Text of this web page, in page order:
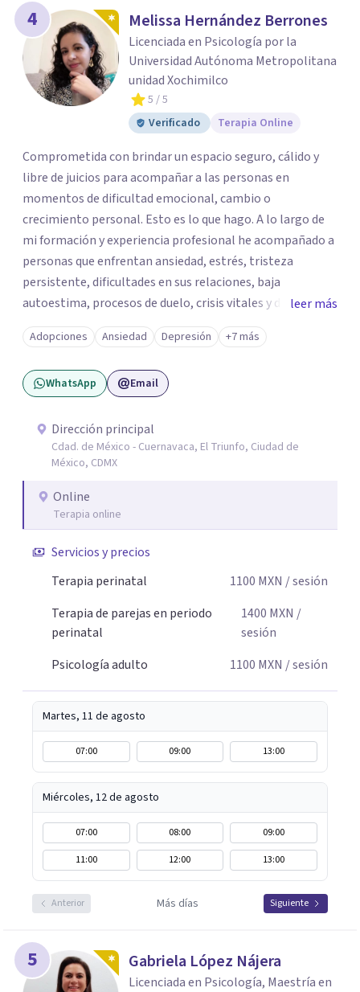
4 Melissa Hernández Berrones
Licenciada en Psicología por la
Universidad Autónoma Metropolitana
unidad Xochimilco
5 / 5
Verificado
Terapia Online
Comprometida con brindar un espacio seguro, cálido y
libre de juicios para acompañar a las personas en
momentos de dificultad emocional, cambio o
crecimiento personal. Esto es lo que hago. A lo largo de
mi formación y experiencia profesional he acompañado a
personas que enfrentan ansiedad, estrés, tristeza
persistente, dificultades en sus relaciones, baja
autoestima, procesos de duelo, crisis vitales y desafíos
relacionados con la adaptación a nuevas etapas de la vida.
Mi enfoque se basa en la escucha empática, el respeto por
la historia de cada persona y el trabajo conjunto para
desarrollar herramientas que favorezcan el bienestar
que buscar ayuda psicológica es un acto de valentía y
autocuidado. Mi objetivo es acompañarte para que puedas
comprender mejor lo que estás viviendo, fortalecer tus
recursos personales y construir una vida más plena y
congruente con tus necesidades y valores.
leer más
Adopciones Ansiedad Depresión +7 más
WhatsApp Email
Dirección principal
Cdad. de México - Cuernavaca, El Triunfo, Ciudad de
México, CDMX
Online
Terapia online
Servicios y precios
Terapia perinatal
1100 MXN / sesión
Terapia de parejas en periodo
perinatal
1400 MXN /
sesión
Psicología adulto
1100 MXN / sesión
Martes, 11 de agosto
07:00 09:00 13:00
Miércoles, 12 de agosto
07:00 08:00
09:00
11:00
12:00 13:00
Anterior Más días Siguiente
5 Gabriela López Nájera
Licenciada en Psicología, Maestría en